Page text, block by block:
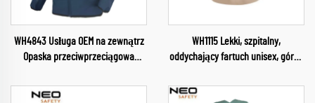
WH4843 Usługa OEM na zewnątrz
Opaska przeciwprzeciągowa
Ubrania Soft Shell Kurtka dla
WH1115 Lekki, szpitalny,
oddychający fartuch unisex, górna
materiału, uniform z dekoltem w